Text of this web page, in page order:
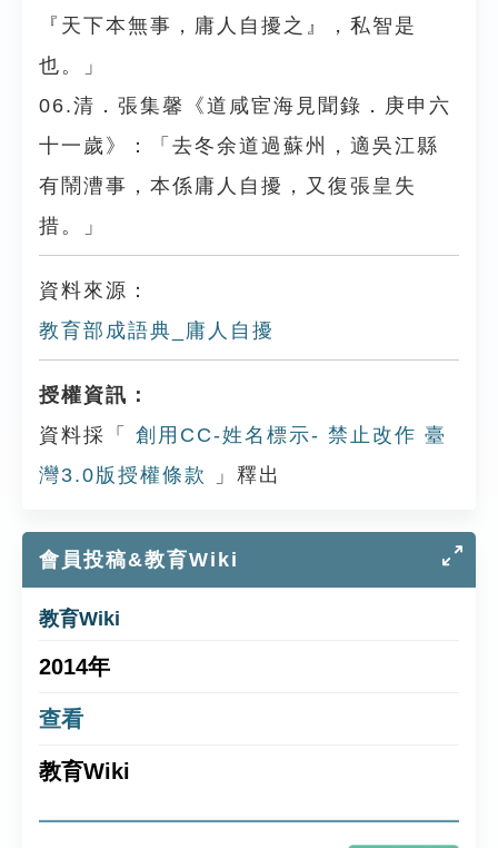
『天下本無事，庸人自擾之』，私智是
也。」
06.清．張集馨《道咸宦海見聞錄．庚申六
十一歲》：「去冬余道過蘇州，適吳江縣
有鬧漕事，本係庸人自擾，又復張皇失
措。」
資料來源：
教育部成語典_庸人自擾
授權資訊：
資料採「
創用CC-姓名標示- 禁止改作 臺
灣3.0版授權條款
」釋出
會員投稿&教育Wiki
教育Wiki
2014年
查看
教育Wiki